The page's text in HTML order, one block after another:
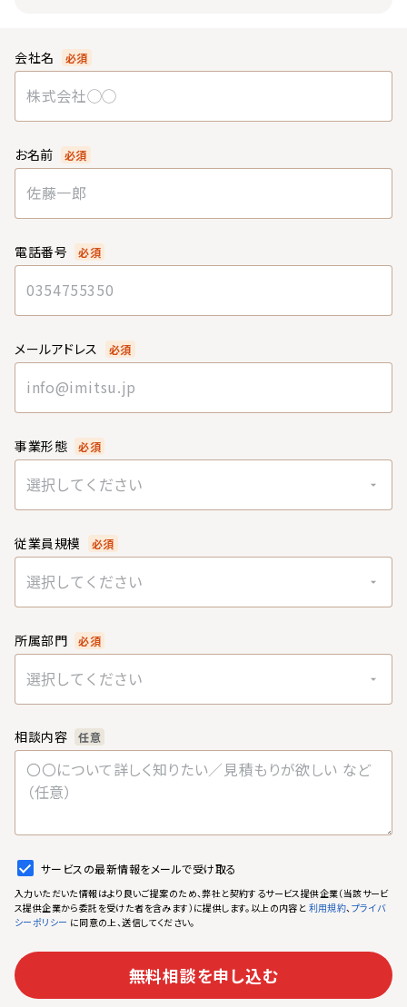
会社名 必須
お名前 必須
電話番号 必須
メールアドレス 必須
事業形態 必須
選択してください
従業員規模 必須
選択してください
所属部門 必須
選択してください
相談内容 任意
サービスの最新情報をメールで受け取る
入力いただいた情報はより良いご提案のため、弊社と契約するサービス提供企業（当該サービ
ス提供企業から委託を受けた者を含みます）に提供します。以上の内容と 利用規約、プライバ
シーポリシー に同意の上、送信してください。
無料相談を申し込む